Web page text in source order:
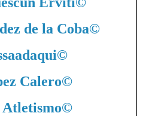
de la Coba©
©
Calero©
Atletismo©